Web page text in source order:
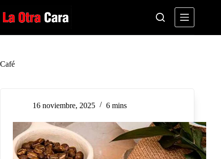
al
contenido
Café
16 noviembre, 2025 6 mins